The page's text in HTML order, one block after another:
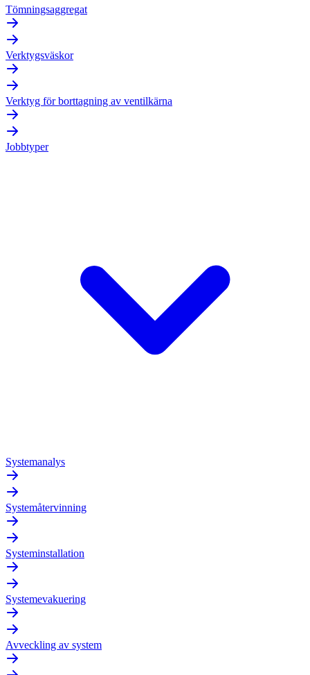
Tömningsaggregat
Verktygsväskor
Verktyg för borttagning av ventilkärna
Jobbtyper
Systemanalys
Systemåtervinning
Systeminstallation
Systemevakuering
Avveckling av system